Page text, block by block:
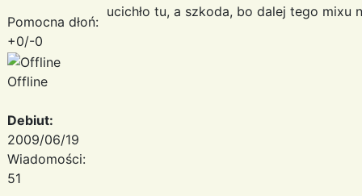
Pomocna dłoń:
+0/-0
Offline
Debiut:
2009/06/19
Wiadomości:
51
ucichło tu, a szkoda, bo dalej tego mixu